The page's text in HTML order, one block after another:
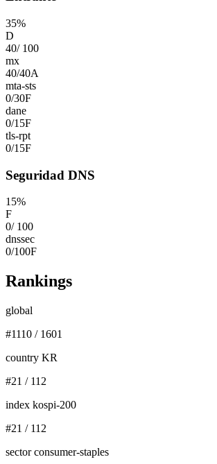
35%
D
40/ 100
mx
40/40A
mta-sts
0/30F
dane
0/15F
tls-rpt
0/15F
Seguridad DNS
15%
F
0/ 100
dnssec
0/100F
Rankings
global
#1110 / 1601
country KR
#21 / 112
index kospi-200
#21 / 112
sector consumer-staples